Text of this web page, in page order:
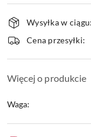
Dostępność
i
dostawa
Wysyłka w ciągu:
Cena przesyłki:
Więcej o produkcie
Waga: